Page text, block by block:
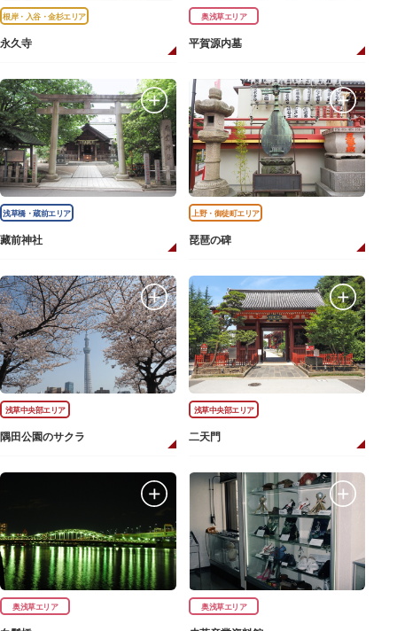
根岸・入谷・金杉エリア
永久寺
奥浅草エリア
平賀源内墓
浅草橋・蔵前エリア
藏前神社
上野・御徒町エリア
琵琶の碑
浅草中央部エリア
隅田公園のサクラ
浅草中央部エリア
二天門
奥浅草エリア 奥浅草エリア